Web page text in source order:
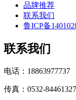
品牌推荐
联系我们
鲁ICP备
联系我们
电话：18863977737
传真：0532-84461327